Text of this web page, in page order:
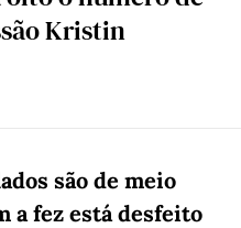
Kristin
são de meio
a fez está desfeito